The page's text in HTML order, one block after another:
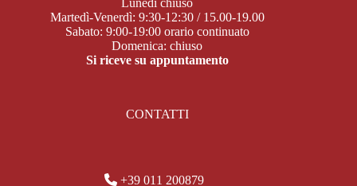
Lunedì chiuso
Martedì-Venerdì: 9:30-12:30 / 15.00-19.00
Sabato: 9:00-19:00 orario continuato
Domenica: chiuso
Si riceve su appuntamento
CONTATTI
+39 011 200879